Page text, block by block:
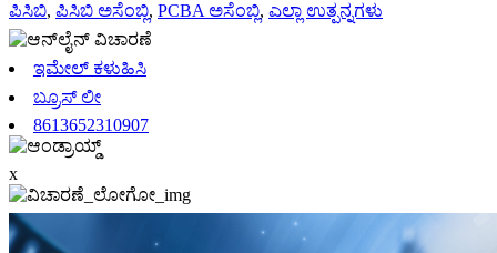
ಪಿಸಿಬಿ, ಪಿಸಿಬಿ ಅಸೆಂಬ್ಲಿ, PCBA ಅಸೆಂಬ್ಲಿ, ಎಲ್ಲಾ ಉತ್ಪನ್ನಗಳು
ಇಮೇಲ್ ಕಳುಹಿಸಿ
ಬ್ರೂಸ್ ಲೀ
8613652310907
x